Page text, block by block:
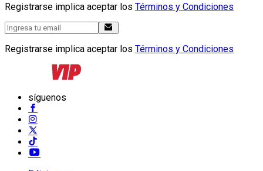
Registrarse implica aceptar los Términos y Condiciones
Registrarse implica aceptar los Términos y Condiciones
síguenos